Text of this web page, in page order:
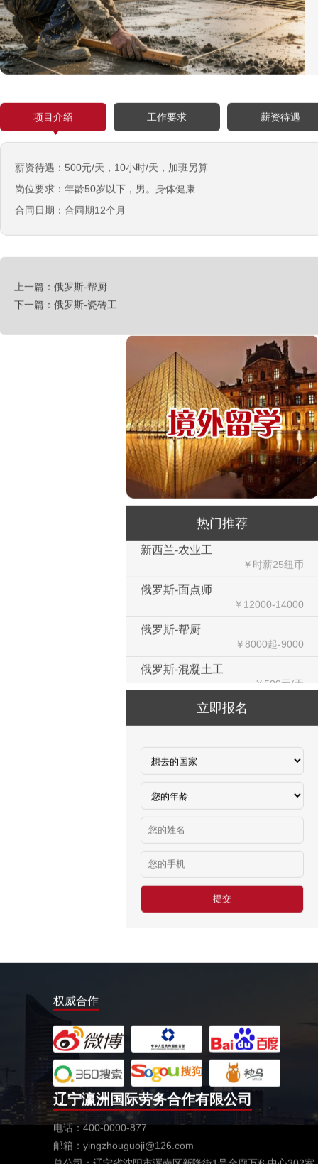
项目介绍 工作要求 薪资待遇
薪资待遇：500元/天，10小时/天，加班另算
岗位要求：年龄50岁以下，男。身体健康
合同日期：合同期12个月
上一篇：俄罗斯-帮厨
下一篇：俄罗斯-瓷砖工
热门推荐
￥月薪2100欧元
￥200纽币/天+提成
荷兰-中餐厨师
￥税后月薪2100欧
韩国-烤鸭师傅
￥260-350万韩币
新加坡-火锅店店长
￥3300-3666新（人民币1800-
20000）
韩国-免税店
￥220万+销售奖金
新西兰-农业工
俄罗斯-瓷砖工
俄罗斯-食堂厨师
￥8000-9000
厨师、帮厨（夫妻工）
￥18000-20000RMB/月
￥20万日元/月
日本-盒饭制做
￥25万日元/月收入
新西兰-花园管理
￥时薪：27.76纽币
日本-电子厂
立即报名
权威合作
辽宁瀛洲国际劳务合作有限公司
电话：400-0000-877
邮箱：yingzhouguoji@126.com